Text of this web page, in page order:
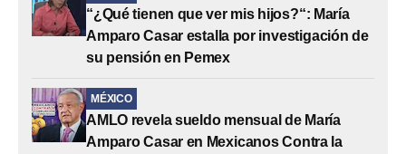
“¿Qué tienen que ver mis hijos?“: María
Amparo Casar estalla por investigación de
su pensión en Pemex
MÉXICO
AMLO revela sueldo mensual de María
Amparo Casar en Mexicanos Contra la